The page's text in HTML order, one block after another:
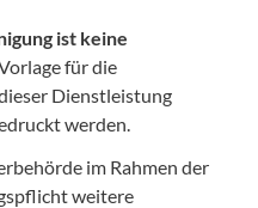
ist keine
Vorlage für die
Dienstleistung
werden.
im Rahmen der
weitere